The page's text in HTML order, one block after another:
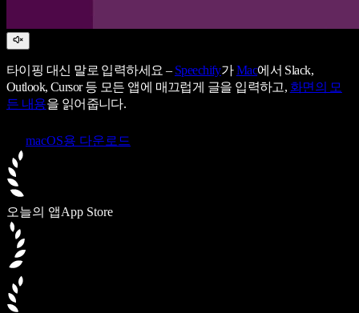
타이핑 대신 말로 입력하세요 – Speechify가Mac에서 Slack,
Outlook, Cursor 등 모든 앱에 매끄럽게 글을 입력하고, 화면의 모
든 내용을 읽어줍니다.
macOS용 다운로드
오늘의 앱App Store